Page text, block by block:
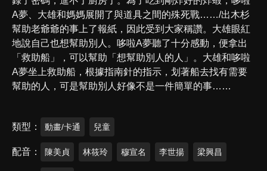
A夢、大雄和媽媽展開了與道具之間的殊死戰……/出木杉
幫助老爺爺的事上了報紙，因此受到大家稱讚。大雄眼紅
地說自己也想幫助別人。哆啦A夢聽了十分感動，便拿出
「救助船」，可以幫助「想幫助別人的人」。大雄和哆啦
A夢坐上救助船，根據指南針的指示，划著船去找有需要
幫助的人，可是幫助別人好像不是一件簡單的事……
類型 動畫/卡通 兒童
配音 陳美貞 林筱玲 穆宣名 李世揚 梁興昌